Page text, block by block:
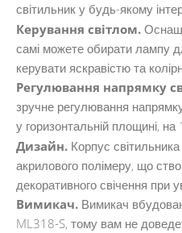
світильник у будь-якому
Керування світлом.
самі можете обирати лампу
керувати яскравістю та
Регулювання напрямку
зручне регулювання
у горизонтальній площині, на
Дизайн. Корпус
акрилового полімеру, що
декоративного свічення при
Вимикач. Вимикач
ML318-S, тому вам не